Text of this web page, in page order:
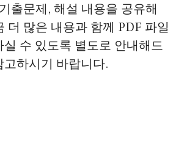
출문제, 해설 내용을 공유해
더 많은 내용과 함께 PDF 파일
수 있도록 별도로 안내해드
고하시기 바랍니다.